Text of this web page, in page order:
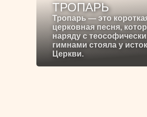
ТРОПАРЬ
Тропарь — это
церковная песня,
наряду с
гимнами стояла у
Церкви.